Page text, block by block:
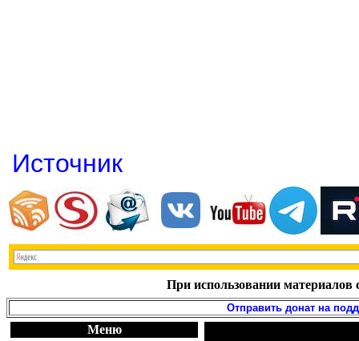
Источник
При использовании материалов
Отправить донат на
Меню